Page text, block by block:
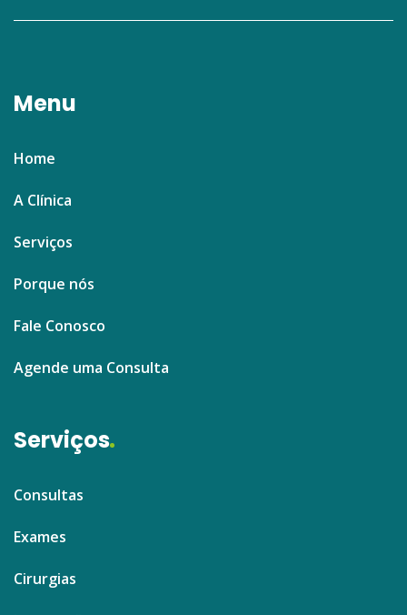
Menu
Home
A Clínica
Serviços
Porque nós
Fale Conosco
Agende uma Consulta
Serviços
Consultas
Exames
Cirurgias